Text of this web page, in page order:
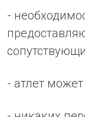
-
- атлет